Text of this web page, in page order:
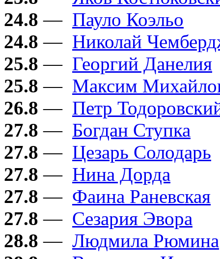
24.8 — Пауло Коэльо
24.8 — Николай
25.8 — Георгий Данелия
25.8 — Максим
26.8 — Петр
27.8 — Богдан Ступка
27.8 — Цезарь Солодарь
27.8 — Нина Дорда
27.8 — Фаина Раневская
27.8 — Сезария Эвора
28.8 — Людмила Рюмина